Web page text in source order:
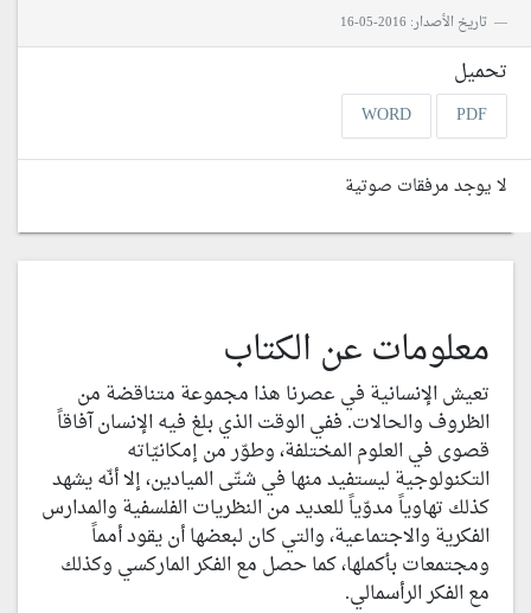
تاريخ الأصدار: 2016-05-16
تحميل
PDF
WORD
لا يوجد مرفقات صوتية
معلومات عن الكتاب
تعيش الإنسانية في عصرنا هذا مجموعة متناقضة من
الظروف والحالات. ففي الوقت الذي بلغ فيه الإنسان آفاقاً
قصوى في العلوم المختلفة، وطوّر من إمكانيّاته
التكنولوجية ليستفيد منها في شتّى الميادين، إلا أنّه يشهد
كذلك تهاوياً مدوّياً للعديد من النظريات الفلسفية والمدارس
الفكرية والاجتماعية، والتي كان لبعضها أن يقود أمماً
ومجتمعات بأكملها، كما حصل مع الفكر الماركسي وكذلك
مع الفكر الرأسمالي.